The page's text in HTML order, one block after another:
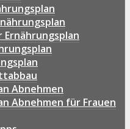
Abnehmen
Abnehmen für Frauen